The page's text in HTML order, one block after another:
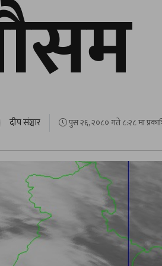
दीप संञ्चार पुस २६, २०८० गते ८:२८ मा